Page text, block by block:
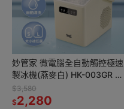
妙管家 微電腦全自動觸控極速
製冰機(燕麥白) HK-003GR 桌
上型 可自動清洗 戶外露營 家用
$3,580
$2,280